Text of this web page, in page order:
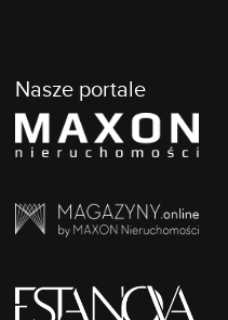
Nasze portale